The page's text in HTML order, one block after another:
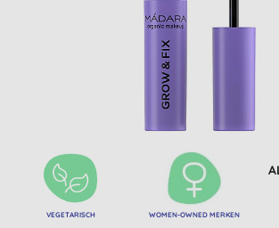
VEGETARISCH WOMEN-OWNED MERKEN